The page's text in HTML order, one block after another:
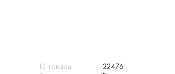
ID товара
22476